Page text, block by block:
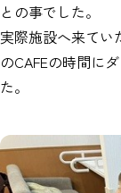
との事でした。
実際施設へ来てい
のCAFEの時間に
た。